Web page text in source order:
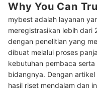
4
Untuk menghemat
sambung dengan
5
Agar tidak terjadi
mencukupi total watt
Peringkat Cok Sambung
Baca juga rekomendasi
Why You Can
mybest adalah layanan
meregistrasikan lebih dari
dengan penelitian yang
dibuat melalui proses
kebutuhan pembaca
bidangnya. Dengan
hasil riset mendalam dan